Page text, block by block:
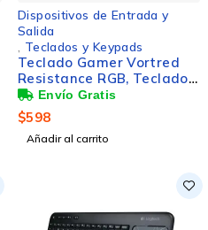
Dispositivos de Entrada y
Salida
Teclados y Keypads
Teclado Gamer Vortred
Resistance RGB, Teclado
Mecánico, Alámbrico,
Negro/Blanco (Español)
$598
Añadir al carrito